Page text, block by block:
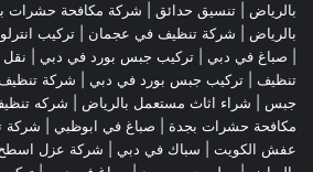
بالرياض
تنسيق حدائق شركة مكافحة حشرات
بالرياض
شركة تنظيف في عجمان | تركيب
صباغ في دبي تركيب جبس بورد في دبي
تنظيف
تركيب جبس بورد في دبي شركة
جبس
شراء اثاث مستعمل بالرياض شركه
مكافحة حشرات بجدة
صباغ في ابوظبي شركة
عفش الكويت | سباك في دبي | شركة عزل